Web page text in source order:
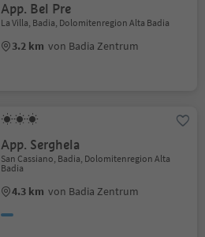
App. Bel Pre
La Villa, Badia, Dolomitenregion Alta Badia
3.2 km von Badia Zentrum
App. Serghela
San Cassiano, Badia, Dolomitenregion Alta
Badia
4.3 km von Badia Zentrum